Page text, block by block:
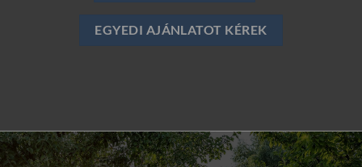
EGYEDI AJÁNLATOT KÉREK